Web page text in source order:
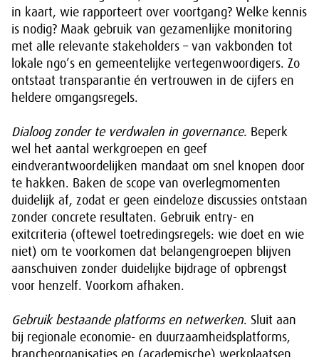
in kaart, wie rapporteert over voortgang? Welke kennis
is nodig? Maak gebruik van gezamenlijke monitoring
met alle relevante stakeholders – van vakbonden tot
lokale ngo’s en gemeentelijke vertegenwoordigers. Zo
ontstaat transparantie én vertrouwen in de cijfers en
heldere omgangsregels.
Dialoog zonder te verdwalen in governance. Beperk
wel het aantal werkgroepen en geef
eindverantwoordelijken mandaat om snel knopen door
te hakken. Baken de scope van overlegmomenten
duidelijk af, zodat er geen eindeloze discussies ontstaan
zonder concrete resultaten. Gebruik entry- en
exitcriteria (oftewel toetredingsregels: wie doet en wie
niet) om te voorkomen dat belangengroepen blijven
aanschuiven zonder duidelijke bijdrage of opbrengst
voor henzelf. Voorkom afhaken.
Gebruik bestaande platforms en netwerken. Sluit aan
bij regionale economie- en duurzaamheidsplatforms,
brancheorganisaties en (academische) werkplaatsen.